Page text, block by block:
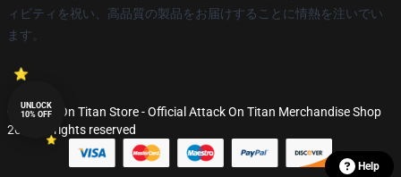
ィビティを祝い、高品質の製品をお届けすることに情熱を注いでい
ます。
© Attack On Titan Store - Official Attack On Titan Merchandise Shop
2026 all rights reserved
Help
UNLOCK
10% OFF